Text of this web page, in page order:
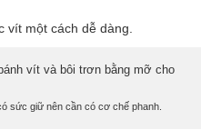
một cách dễ dàng.
vít và bôi trơn bằng mỡ cho
sức giữ nên cần có cơ chế phanh.